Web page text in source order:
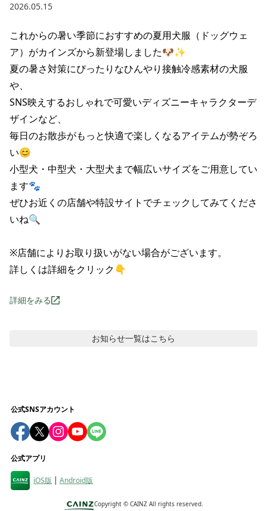
2026.05.15
これからの暑い季節におすすめの夏用犬服（ドッグウェ
ア）がカインズから新登場しました🐶✨
夏の暑さ対策にぴったりなひんやり接触冷感素材の犬服
や、
SNS映えするおしゃれで可愛いディズニーキャラクターデ
ザインなど、
毎日のお散歩がもっと快適で楽しくなるアイテムが勢ぞろ
い😊
小型犬・中型犬・大型犬まで幅広いサイズをご用意してい
ます🐾
ぜひお近くの店舗や特設サイトでチェックしてみてくださ
いね🔍
※店舗によりお取り扱いがない場合がございます。
詳しくは詳細をクリック👇
詳細をみる
お知らせ一覧はこちら
公式SNSアカウント
公式アプリ
iOS版 Android版
Copyright © CAINZ All rights reserved.